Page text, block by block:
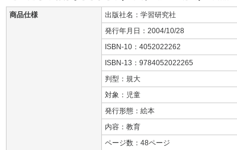
商品仕様
出版社名：学習研究社
発行年月日：2004/10/28
ISBN-10：4052022262
ISBN-13：9784052022265
判型：規大
対象：児童
発行形態：絵本
内容：教育
ページ数：48ページ